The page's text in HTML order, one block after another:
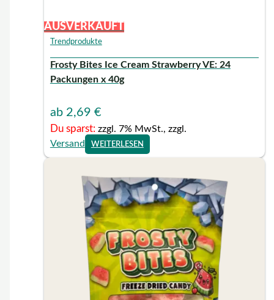
AUSVERKAUFT
Trendprodukte
Frosty Bites Ice Cream Strawberry VE: 24
Packungen x 40g
ab 2,69 €
Du sparst: zzgl. 7% MwSt., zzgl.
Versand
WEITERLESEN